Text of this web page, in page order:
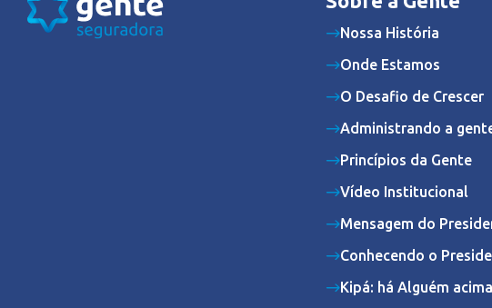
Nossa História
Onde Estamos
O Desafio de Crescer
Administrando a
Princípios da Gente
Vídeo Institucional
Mensagem do
Conhecendo o
Kipá: há Alguém